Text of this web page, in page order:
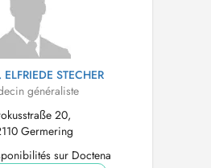
STECHER
généraliste
20,
Germering
sur Doctena